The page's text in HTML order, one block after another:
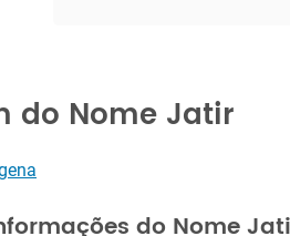
do Nome Jatir
do Nome